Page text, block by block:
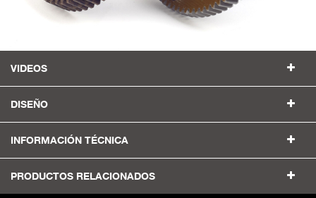
VIDEOS
DISEÑO
INFORMACIÓN TÉCNICA
PRODUCTOS RELACIONADOS